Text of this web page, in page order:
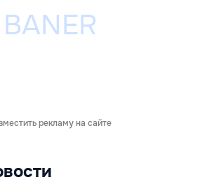
рекламу на сайте